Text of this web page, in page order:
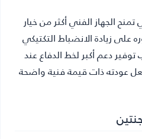
الجهاز الفني أكثر من خيار
زيادة الانضباط التكتيكي
دعم أكبر لخط الدفاع عند
عودته ذات قيمة فنية واضحة